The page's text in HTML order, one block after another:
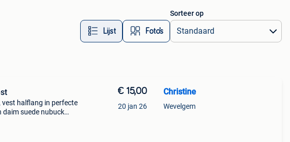
Lijst Foto’s
Sorteer op
vest halflang in perfecte
daim suede nubuck
€ 15,00
20 jan 26
Christine
Wevelgem